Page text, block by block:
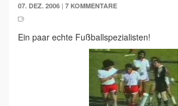
07. DEZ. 2006 | 7 KOMMENTARE
Ein paar echte Fußballspezialisten!